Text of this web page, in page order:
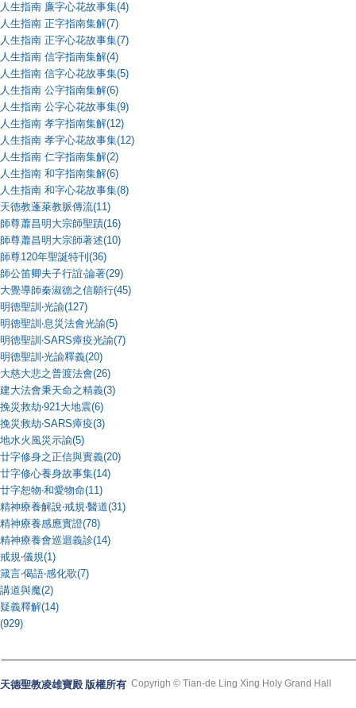
人生指南 廉字心花故事集(4)
人生指南 正字指南集解(7)
人生指南 正字心花故事集(7)
人生指南 信字指南集解(4)
人生指南 信字心花故事集(5)
人生指南 公字指南集解(6)
人生指南 公字心花故事集(9)
人生指南 孝字指南集解(12)
人生指南 孝字心花故事集(12)
人生指南 仁字指南集解(2)
人生指南 和字指南集解(6)
人生指南 和字心花故事集(8)
天德教蓬萊教脈傳流(11)
師尊蕭昌明大宗師聖蹟(16)
師尊蕭昌明大宗師著述(10)
師尊120年聖誕特刊(36)
師公笛卿夫子行誼‧論著(29)
大覺導師秦淑德之信願行(45)
明德聖訓‧光諭(127)
明德聖訓‧息災法會光諭(5)
明德聖訓‧SARS瘴疫光諭(7)
明德聖訓‧光諭釋義(20)
大慈大悲之普渡法會(26)
建大法會秉天命之精義(3)
挽災救劫‧921大地震(6)
挽災救劫‧SARS瘴疫(3)
地水火風災示諭(5)
廿字修身之正信與實義(20)
廿字修心養身故事集(14)
廿字恕物‧和愛物命(11)
精神療養解說‧戒規‧醫道(31)
精神療養感應實證(78)
精神療養會巡迴義診(14)
戒規‧儀規(1)
箴言‧偈語‧感化歌(7)
講道與魔(2)
疑義釋解(14)
(929)
天德聖教凌雄寶殿 版權所有 Copyrigh © Tian-de Ling Xing Holy Grand Hall